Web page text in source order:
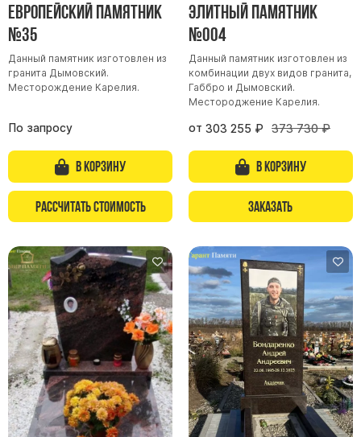
Европейский памятник
№35
Данный памятник изготовлен из
гранита Дымовский.
Месторождение Карелия.
По запросу
В корзину
Рассчитать стоимость
Элитный памятник
№004
Данный памятник изготовлен из
комбинации двух видов гранита,
Габбро и Дымовский.
Местороджение Карелия.
от 303 255 ₽ 373 730 ₽
В корзину
Заказать